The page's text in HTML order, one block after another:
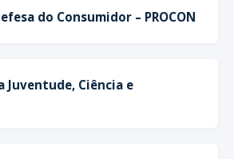
do Consumidor – PROCON
Juventude, Ciência e